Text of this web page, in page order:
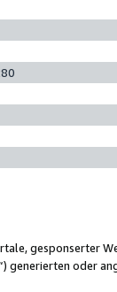
gesponserter
generierten oder